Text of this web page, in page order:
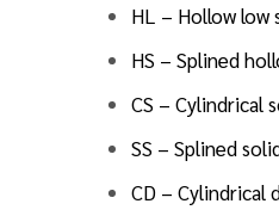
HL – Hollow low
HS – Splined
CS – Cylindrical
SS – Splined
CD – Cylindrical